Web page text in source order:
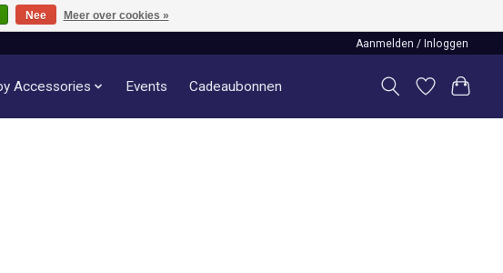
Aanmelden / Inloggen
Accessories Events Cadeaubonnen
Nee Meer over cookies »